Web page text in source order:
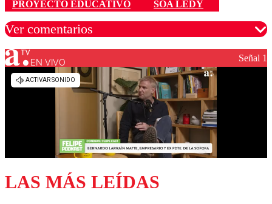
PROYECTO EDUCATIVO
SOA LEDY
Ver comentarios
Los comentarios son moderados para garantizar un
diálogo respetuoso.
EN VIVO Señal 1
LAS MÁS LEÍDAS